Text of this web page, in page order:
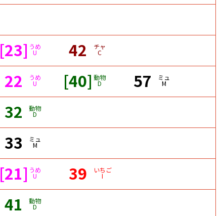
[23] うめ
U 42 チャ
C
22 うめ
U [40] 動物
D 57 ミュ
M
32 動物
D
33 ミュ
M
[21] うめ
U 39 いちご
I
41 動物
D